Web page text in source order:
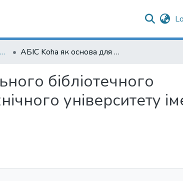
3-а Міжнародна науково-практична конференція "Наукова комунікація в цифрову епоху" АБІС Koha як основа для формування віртуального бібліотечного простору Тернопільського національного технічного університету імені Івана Пулюя
бібліотечного
університету